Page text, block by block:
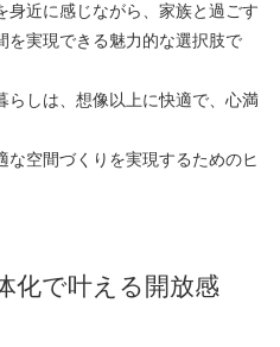
身近に感じながら、家族と過ごす
を実現できる魅力的な選択肢で
らしは、想像以上に快適で、心満
な空間づくりを実現するためのヒ
化で叶える開放感